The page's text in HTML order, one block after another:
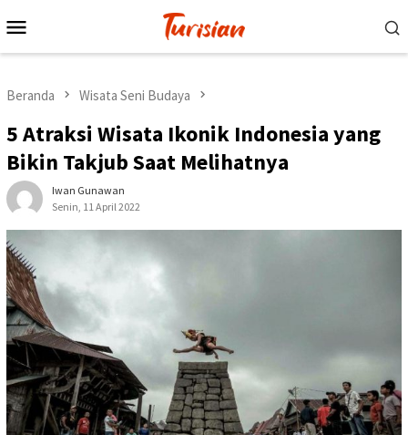
ke
Mobile
Beranda Wisata Seni Budaya
5 Atraksi Wisata Ikonik Indonesia yang
Bikin Takjub Saat Melihatnya
Iwan Gunawan
Senin, 11 April 2022